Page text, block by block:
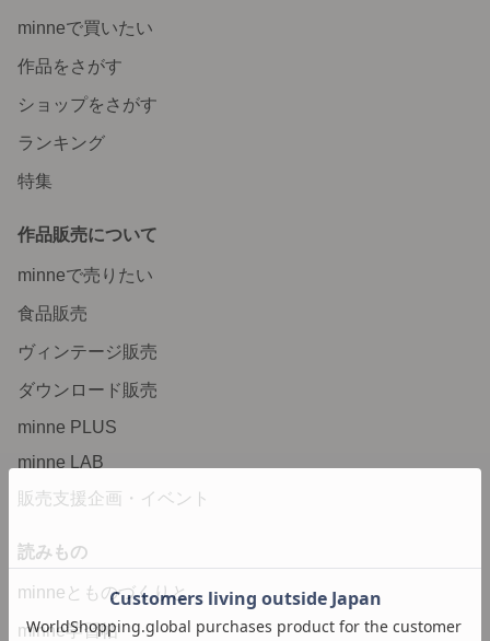
minneで買いたい
作品をさがす
ショップをさがす
ランキング
特集
作品販売について
minneで売りたい
食品販売
ヴィンテージ販売
ダウンロード販売
minne PLUS
minne LAB
販売支援企画・イベント
読みもの
minneとものづくりと
minne学習帖